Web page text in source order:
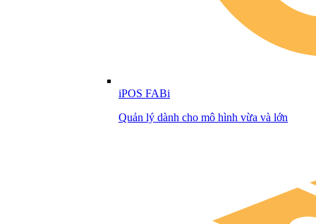
iPOS FABi
Quản lý dành cho mô hình vừa và lớn